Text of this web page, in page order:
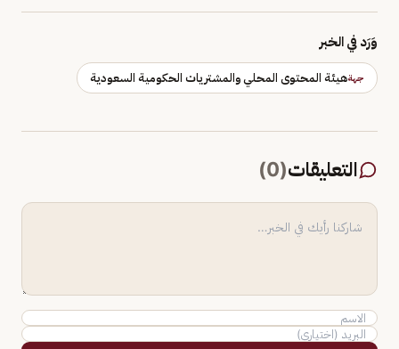
وَرَد في الخبر
جهةهيئة المحتوى المحلي والمشتريات الحكومية السعودية
التعليقات(
0
)